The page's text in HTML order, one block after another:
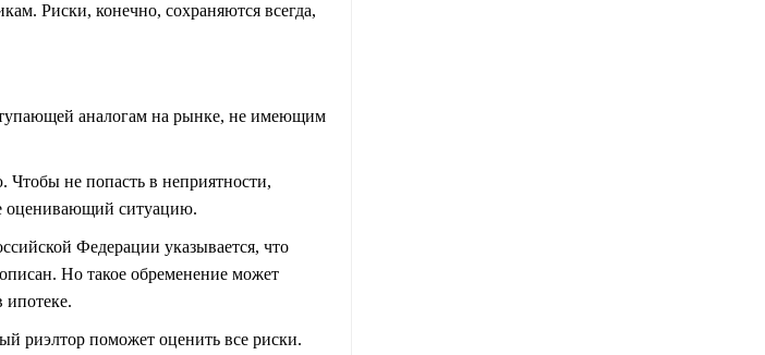
Риски, конечно, сохраняются всегда,
аналогам на рынке, не имеющим
Чтобы не попасть в неприятности,
оценивающий ситуацию.
Федерации указывается, что
Но такое обременение может
ипотеке.
риэлтор поможет оценить все риски.